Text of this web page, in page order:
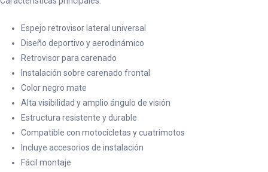
Espejo retrovisor lateral universal
Diseño deportivo y aerodinámico
Retrovisor para carenado
Instalación sobre carenado frontal
Color negro mate
Alta visibilidad y amplio ángulo de visión
Estructura resistente y durable
Compatible con motocicletas y cuatrimotos
Incluye accesorios de instalación
Fácil montaje